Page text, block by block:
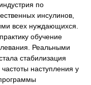
по
инсулинов,
всех нуждающихся.
обучение
Реальными
стабилизация
наступления у